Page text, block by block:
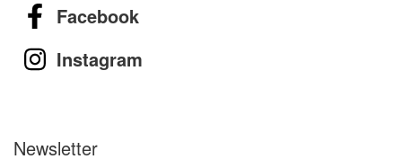
Facebook
Instagram
Newsletter